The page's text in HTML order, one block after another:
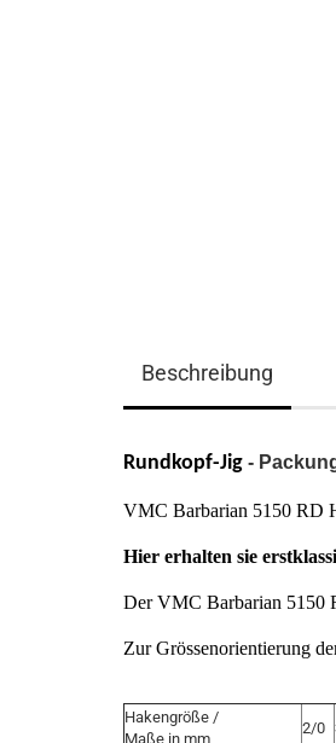
Beschreibung
Rundkopf-Jig -
VMC Barbarian 5150 RD
Hier erhalten sie
Der VMC Barbarian 5150
Zur
Hakengröße /
Maße in mm
2/0